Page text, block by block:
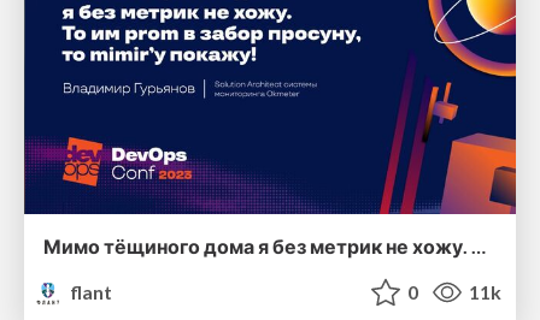
Мимо тёщиного дома я без метрик не хожу. То им пром в забор просуну, то mimir'у покажу!
flant
0 11k